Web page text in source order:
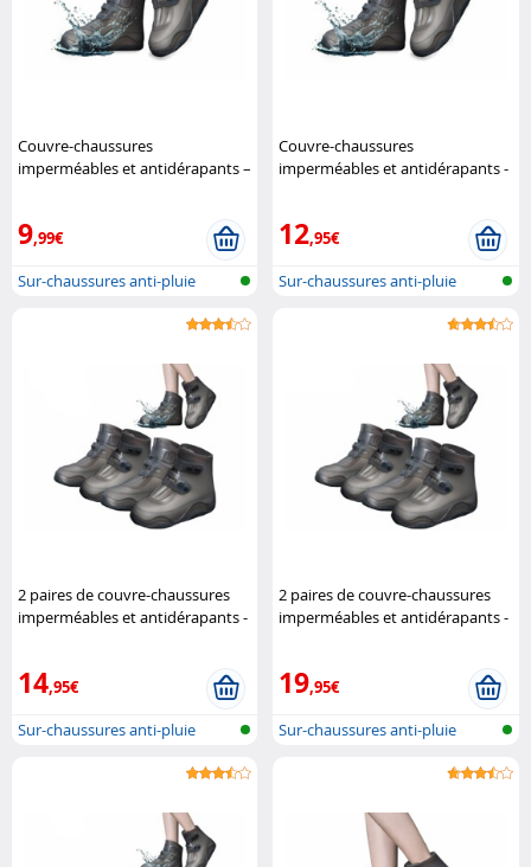
Couvre-chaussures
imperméables et antidérapants –
9,99€
Sur-chaussures anti-pluie
Couvre-chaussures
imperméables et antidérapants -
12,95€
Sur-chaussures anti-pluie
2 paires de couvre-chaussures
imperméables et antidérapants -
14,95€
Sur-chaussures anti-pluie
2 paires de couvre-chaussures
imperméables et antidérapants -
19,95€
Sur-chaussures anti-pluie